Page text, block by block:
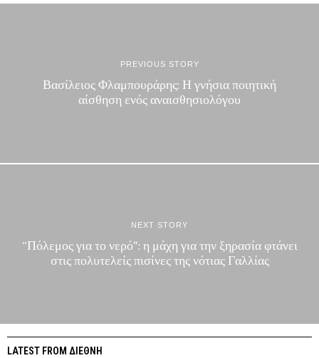
PREVIOUS STORY
Βασίλειος Φλαμπουράρης: Η γνήσια ποιητική
αίσθηση ενός αναισθησιολόγου
NEXT STORY
“Πόλεμος για το νερό”: η μάχη για την ξηρασία φτάνει
στις πολυτελείς πισίνες της νότιας Γαλλίας
LATEST FROM ΔΙΕΘΝΗ